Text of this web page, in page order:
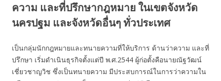
ความ และที่ปรึกษากฎหมาย ในเขตจังหวัด
นครปฐม และจังหวัดอื่นๆ ทั่วประเทศ
เป็นกลุ่มนักกฎหมายและทนายความที่ให้บริการ ด้านว่าความ และที่
ปรึกษา เริ่มดำเนินธุรกิจตั้งแต่ปี พ.ศ.2544 ผู้ก่อตั้งคือนายณัฐวัฒน์
เชี่ยวชาญวิช ซึ่งเป็นทนายความ มีประสบการณ์ในการว่าความใน